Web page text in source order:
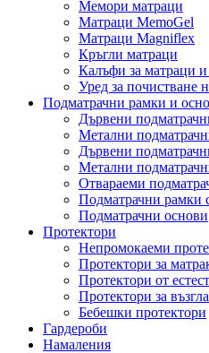
Мемори матраци
Mатраци MemoGel
Матраци Мagniflex
Кръгли матраци
Калъфи за матраци и
Уред за почистване
Подматрачни рамки и
Дървени
Метални
Дървени
Метални
Отвараеми
Подматрачни рамки
Подматрачни основи
Протектори
Непромокаеми
Протектори за
Протектори от
Протектори за
Бебешки протектори
Гардероби
Намаления